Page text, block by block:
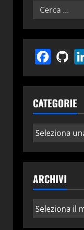
Ricerca
CATEGORIE
Categorie
ARCHIVI
Archivi